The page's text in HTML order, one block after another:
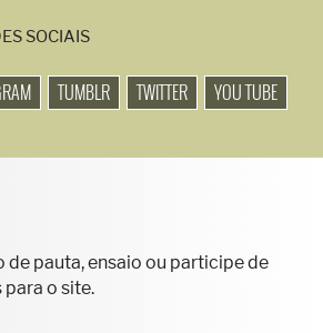
SOCIAIS
TUMBLR TWITTER YOU TUBE
de pauta, ensaio ou participe de
o site.